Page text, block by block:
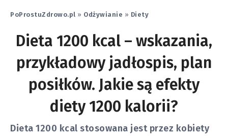
PoProstuZdrowo.pl » Odżywianie » Diety
Dieta 1200 kcal – wskazania,
przykładowy jadłospis, plan
posiłków. Jakie są efekty
diety 1200 kalorii?
Dieta 1200 kcal stosowana jest przez kobiety